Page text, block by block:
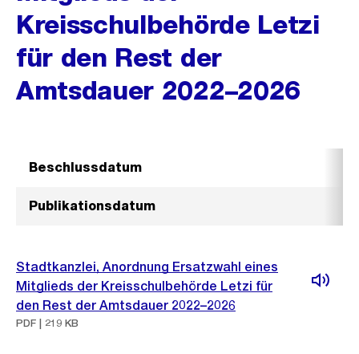
Kreisschulbehörde Letzi
für den Rest der
Amtsdauer 2022–2026
Beschlussdatum
Publikationsdatum
Stadtkanzlei, Anordnung Ersatzwahl eines
Mitglieds der Kreisschulbehörde Letzi für
den Rest der Amtsdauer 2022–2026
PDF | 219 KB